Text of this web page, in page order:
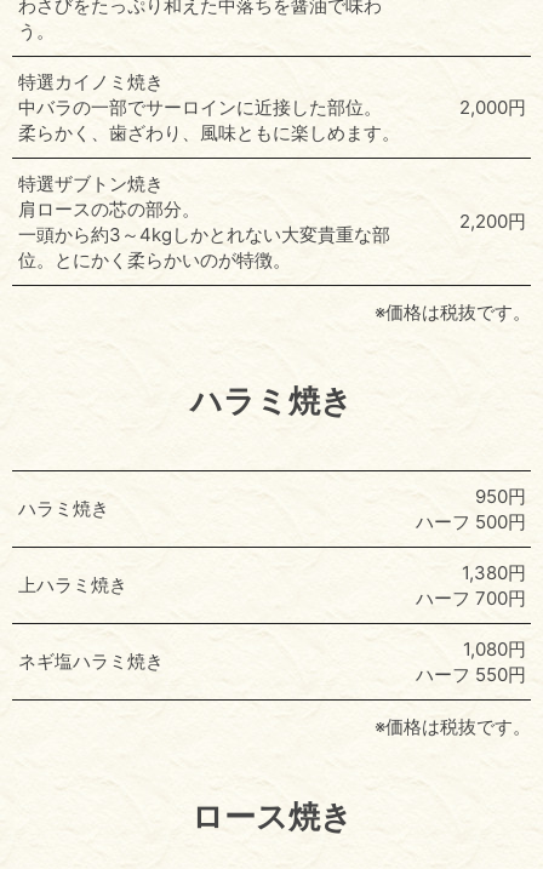
わさびをたっぷり和えた中落ちを醤油で味わ
う。
特選カイノミ焼き
中バラの一部でサーロインに近接した部位。
柔らかく、歯ざわり、風味ともに楽しめます。
2,000円
特選ザブトン焼き
肩ロースの芯の部分。
一頭から約3～4kgしかとれない大変貴重な部
位。とにかく柔らかいのが特徴。
2,200円
※価格は税抜です。
ハラミ焼き
ハラミ焼き
950円
ハーフ 500円
上ハラミ焼き
1,380円
ハーフ 700円
ネギ塩ハラミ焼き
1,080円
ハーフ 550円
※価格は税抜です。
ロース焼き